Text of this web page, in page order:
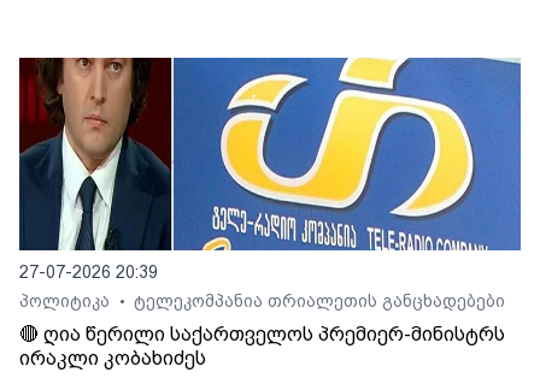
27-07-2026 20:39
პოლიტიკა
• ტელეკომპანია თრიალეთის განცხადებები
🔴 ღია წერილი საქართველოს პრემიერ-მინისტრს
ირაკლი კობახიძეს